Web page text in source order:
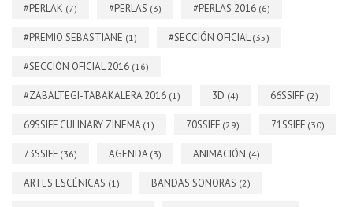
#PERLAK (7) #PERLAS (3) #PERLAS 2016 (6)
#PREMIO SEBASTIANE (1) #SECCIÓN OFICIAL(35)
#SECCIÓN OFICIAL 2016 (16)
#ZABALTEGI-TABAKALERA 2016 (1) 3D (4) 66SSIFF (2)
69SSIFF CULINARY ZINEMA (1) 70SSIFF (29) 71SSIFF (30)
73SSIFF (36) AGENDA (3) ANIMACIÓN (4)
ARTES ESCÉNICAS (1) BANDAS SONORAS (2)